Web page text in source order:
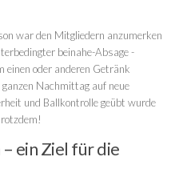
war den Mitgliedern anzumerken
beinahe-Absage -
einen oder anderen Getränk
Nachmittag auf neue
und Ballkontrolle geübt wurde
ein Ziel für die